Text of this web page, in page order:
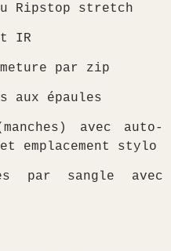
Ripstop stretch
IR
par zip
aux épaules
avec auto-
et emplacement stylo
par sangle avec